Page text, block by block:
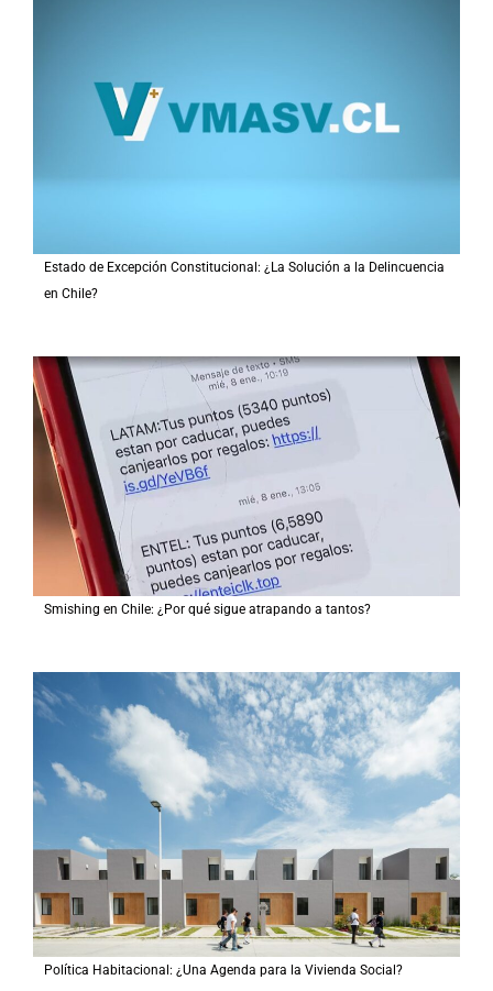
Estado de Excepción Constitucional: ¿La Solución a la Delincuencia
en Chile?
Smishing en Chile: ¿Por qué sigue atrapando a tantos?
Política Habitacional: ¿Una Agenda para la Vivienda Social?